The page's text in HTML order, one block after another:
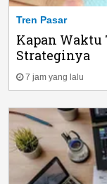
Tren Pasar
Kapan Waktu
Strateginya
7 jam yang lalu